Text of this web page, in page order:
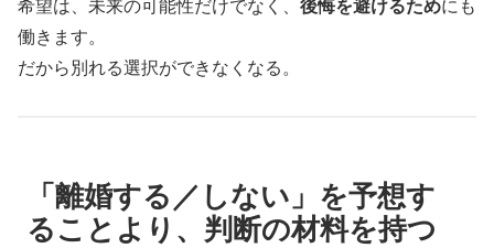
希望は、未来の可能性だけでなく、 後悔を避けるためにも
働きます。
だから別れる選択ができなくなる。
「離婚する／しない」を予想す
ることより、判断の材料を持つ